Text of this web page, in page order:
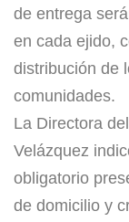
de entrega
en cada ejido,
distribución de
comunidades.
La Directora
Velázquez
obligatorio
de domicilio y